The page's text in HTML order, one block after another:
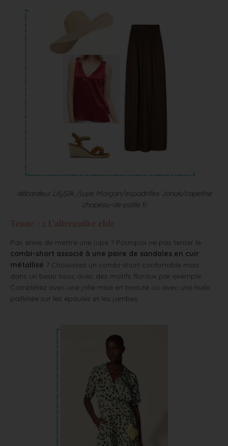
débardeur LilySilk /jupe Morgan/espadrilles Jonak/capeline
chapeau-de-paille.fr
Pas envie de mettre une jupe ? Pourquoi ne pas tenter le
combi-short associé à une paire de sandales en cuir
métallisé ? Choisissez un combi-short confortable mais
dans un beau tissu, avec des motifs floraux par exemple.
Complétez avec une jolie mise en beauté ou avec une huile
pailletée sur les épaules et les jambes.